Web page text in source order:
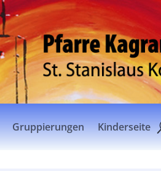
Gruppierungen Kinderseite